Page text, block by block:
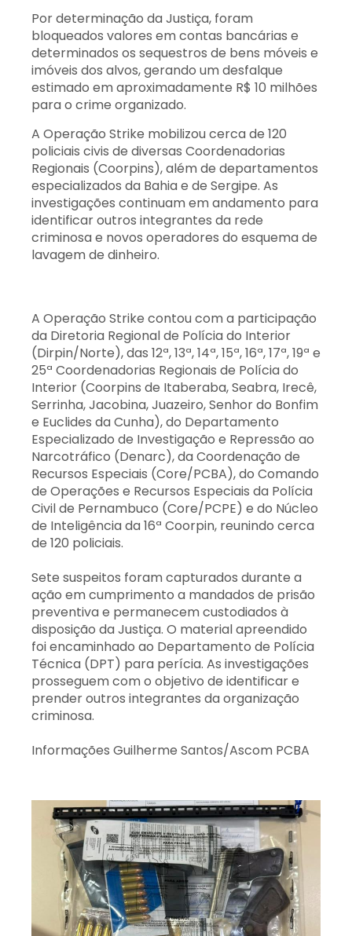
Por determinação da Justiça, foram
bloqueados valores em contas bancárias e
determinados os sequestros de bens móveis e
imóveis dos alvos, gerando um desfalque
estimado em aproximadamente R$ 10 milhões
para o crime organizado.
A Operação Strike mobilizou cerca de 120
policiais civis de diversas Coordenadorias
Regionais (Coorpins), além de departamentos
especializados da Bahia e de Sergipe. As
investigações continuam em andamento para
identificar outros integrantes da rede
criminosa e novos operadores do esquema de
lavagem de dinheiro.
A Operação Strike contou com a participação
da Diretoria Regional de Polícia do Interior
(Dirpin/Norte), das 12ª, 13ª, 14ª, 15ª, 16ª, 17ª, 19ª e
25ª Coordenadorias Regionais de Polícia do
Interior (Coorpins de Itaberaba, Seabra, Irecê,
Serrinha, Jacobina, Juazeiro, Senhor do Bonfim
e Euclides da Cunha), do Departamento
Especializado de Investigação e Repressão ao
Narcotráfico (Denarc), da Coordenação de
Recursos Especiais (Core/PCBA), do Comando
de Operações e Recursos Especiais da Polícia
Civil de Pernambuco (Core/PCPE) e do Núcleo
de Inteligência da 16ª Coorpin, reunindo cerca
de 120 policiais.
Sete suspeitos foram capturados durante a
ação em cumprimento a mandados de prisão
preventiva e permanecem custodiados à
disposição da Justiça. O material apreendido
foi encaminhado ao Departamento de Polícia
Técnica (DPT) para perícia. As investigações
prosseguem com o objetivo de identificar e
prender outros integrantes da organização
criminosa.
Informações Guilherme Santos/Ascom PCBA